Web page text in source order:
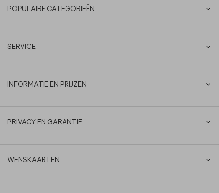
POPULAIRE CATEGORIEËN
SERVICE
INFORMATIE EN PRIJZEN
PRIVACY EN GARANTIE
WENSKAARTEN